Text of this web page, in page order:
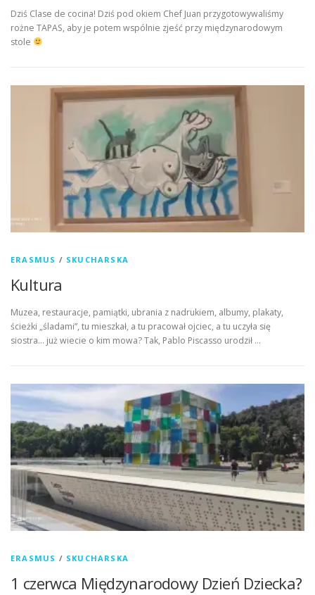
Dziś Clase de cocina! Dziś pod okiem Chef Juan przygotowywaliśmy
rożne TAPAS, aby je potem wspólnie zjeść przy międzynarodowym
stole
ERASMUS / SKUCHARSKA
Kultura
Muzea, restauracje, pamiątki, ubrania z nadrukiem, albumy, plakaty,
ścieżki „śladami”, tu mieszkał, a tu pracował ojciec, a tu uczyła się
siostra… już wiecie o kim mowa? Tak, Pablo Piscasso urodził …
ERASMUS / SKUCHARSKA
1 czerwca Międzynarodowy Dzień Dziecka?